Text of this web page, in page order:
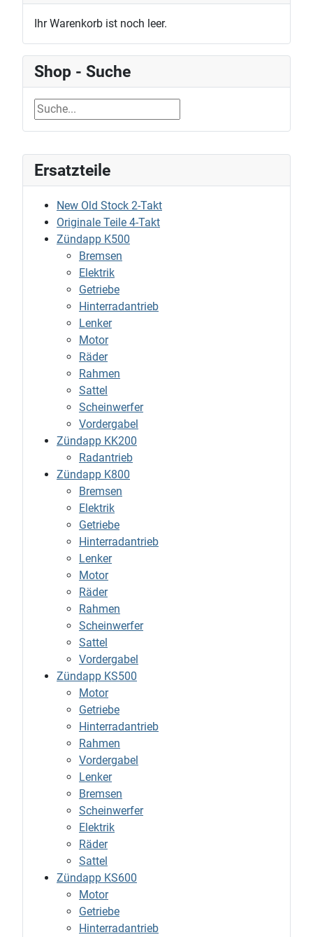
Ersatzteile
New Old Stock 2-Takt
Originale Teile 4-Takt
Zündapp K500
Bremsen
Elektrik
Getriebe
Hinterradantrieb
Lenker
Motor
Räder
Rahmen
Sattel
Scheinwerfer
Vordergabel
Zündapp KK200
Radantrieb
Zündapp K800
Bremsen
Elektrik
Getriebe
Hinterradantrieb
Lenker
Motor
Räder
Rahmen
Scheinwerfer
Sattel
Vordergabel
Zündapp KS500
Motor
Getriebe
Hinterradantrieb
Rahmen
Vordergabel
Lenker
Bremsen
Scheinwerfer
Elektrik
Räder
Sattel
Zündapp KS600
Motor
Getriebe
Hinterradantrieb
Ihr Warenkorb ist noch leer.
Shop - Suche